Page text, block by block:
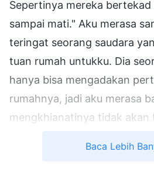
Sepertinya mereka
sampai mati." Aku merasa
teringat seorang saudara
tuan rumah untukku. Dia
hanya bisa mengadakan
rumahnya, jadi aku merasa
mengkhianatinya tidak akan
Mereka melihatku masih
Baca Lebih